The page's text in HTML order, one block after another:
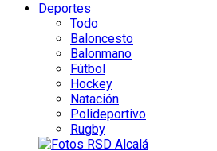
Deportes
Todo
Baloncesto
Balonmano
Fútbol
Hockey
Natación
Polideportivo
Rugby